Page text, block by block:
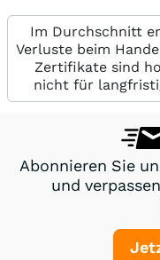
Im Durchschnitt
Verluste beim
Zertifikate sind
nicht für
Abonnieren Sie
und